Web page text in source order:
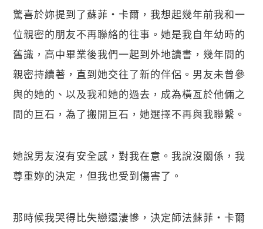
驚喜於妳提到了蘇菲・卡爾，我想起幾年前我和一
位親密的朋友不再聯絡的往事。她是我自年幼時的
舊識，高中畢業後我們一起到外地讀書，幾年間的
親密持續著，直到她交往了新的伴侶。男友未曾參
與的她的、以及我和她的過去，成為橫亙於他倆之
間的巨石，為了搬開巨石，她選擇不再與我聯繫。
她說男友沒有安全感，對我在意。我說沒關係，我
尊重妳的決定，但我也受到傷害了。
那時候我哭得比失戀還淒慘，決定師法蘇菲・卡爾